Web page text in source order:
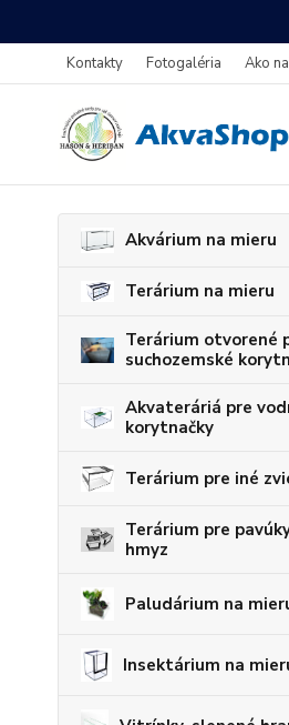
Kontakty Fotogaléria Ako
Akvárium na mieru
Terárium na mieru
Terárium otvorené
suchozemské
Akvateráriá pre
korytnačky
Terárium pre iné
Terárium pre
hmyz
Paludárium na
Insektárium na